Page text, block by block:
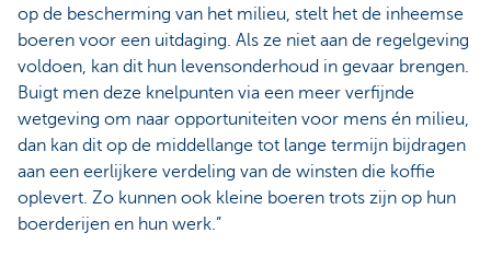
op de bescherming van het milieu, stelt het de inheemse
boeren voor een uitdaging. Als ze niet aan de regelgeving
voldoen, kan dit hun levensonderhoud in gevaar brengen.
Buigt men deze knelpunten via een meer verfijnde
wetgeving om naar opportuniteiten voor mens én milieu,
dan kan dit op de middellange tot lange termijn bijdragen
aan een eerlijkere verdeling van de winsten die koffie
oplevert. Zo kunnen ook kleine boeren trots zijn op hun
boerderijen en hun werk.”